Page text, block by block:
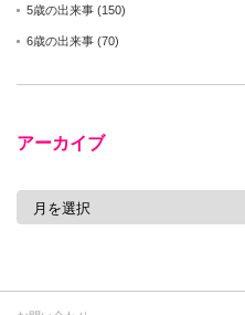
5歳の出来事 (150)
6歳の出来事 (70)
アーカイブ
ア